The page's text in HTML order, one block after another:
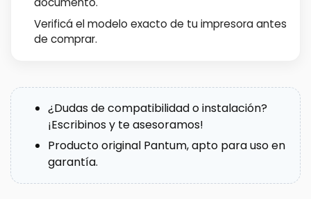
Verificá el modelo exacto de tu impresora antes
de comprar.
¿Dudas de compatibilidad o instalación?
¡Escribinos y te asesoramos!
Producto original Pantum, apto para uso en
garantía.